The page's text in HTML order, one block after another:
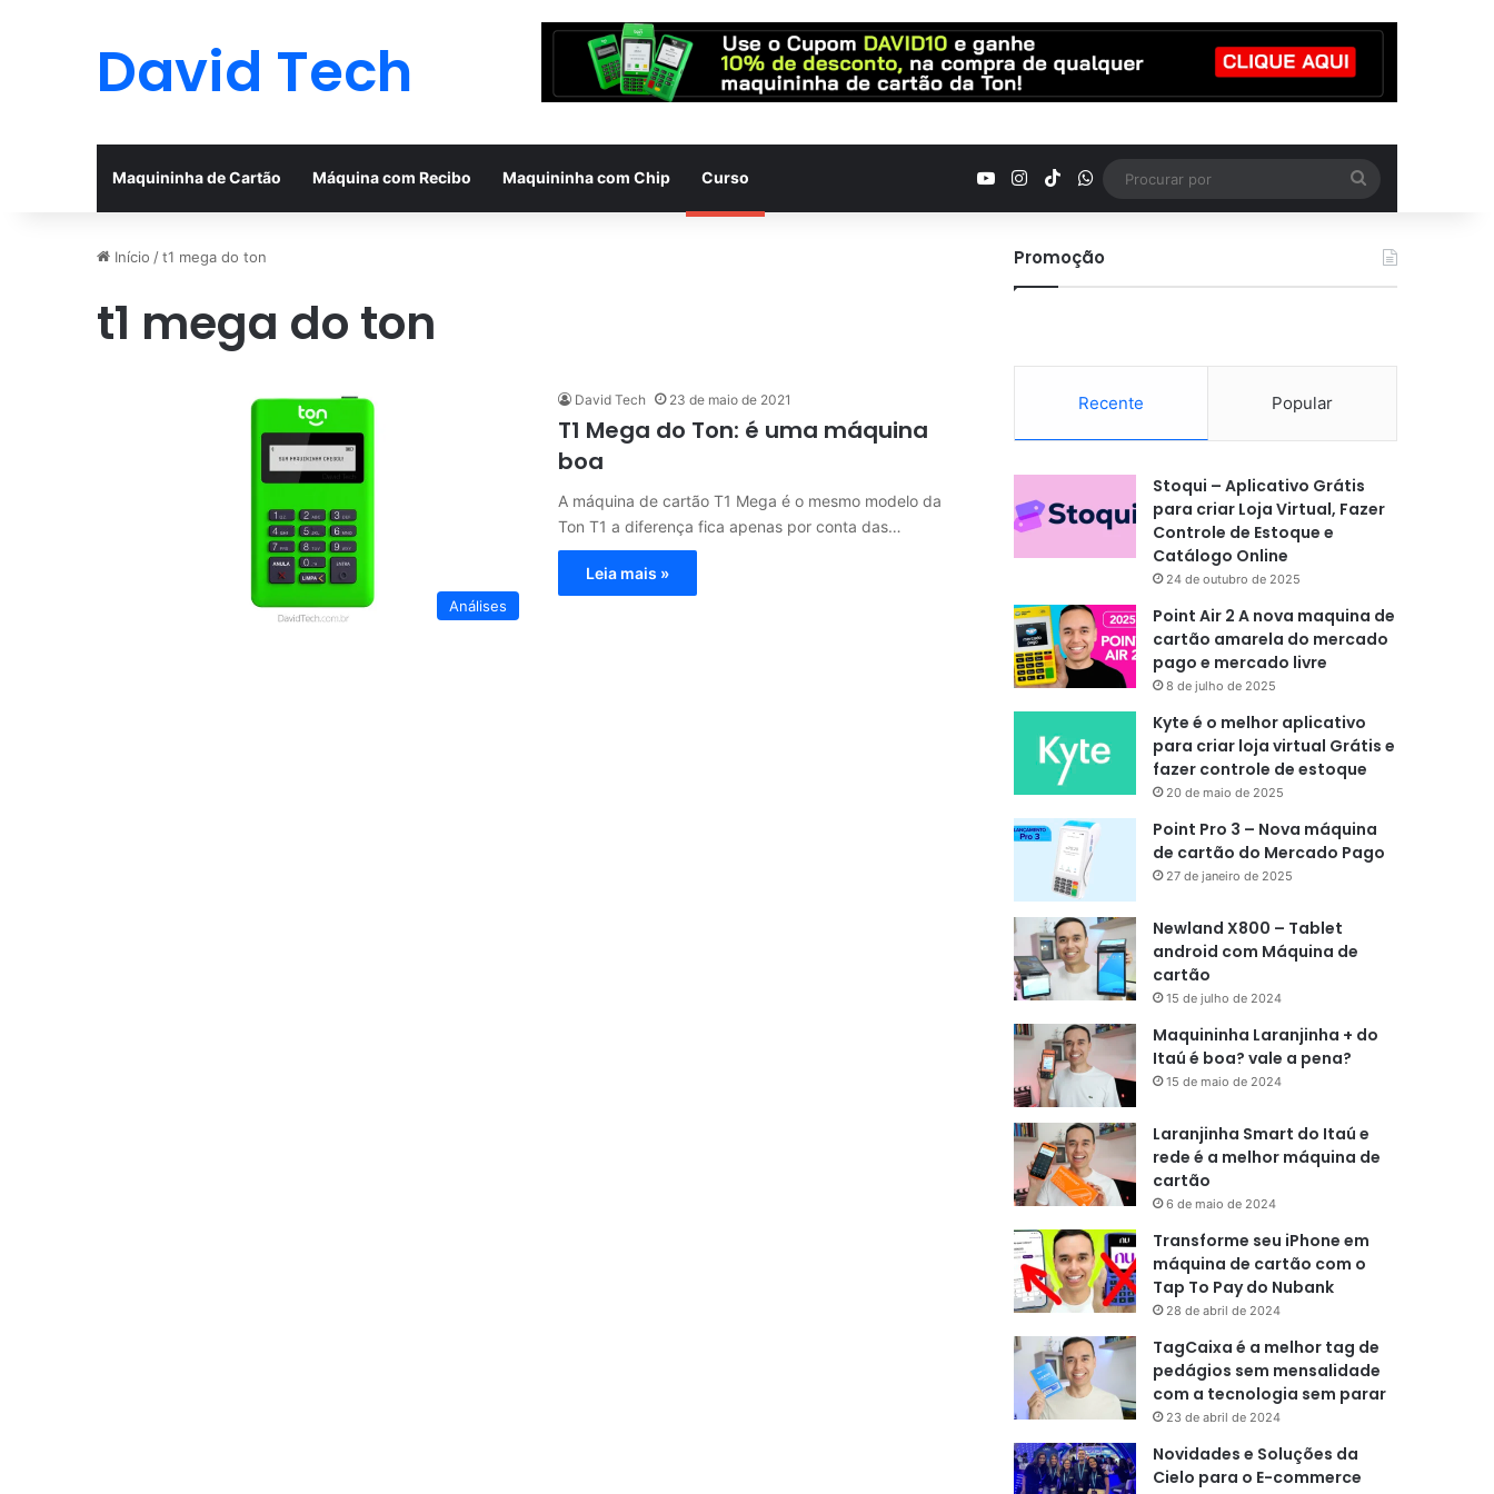
David Tech
Maquininha de Cartão Máquina com Recibo Maquininha com Chip Curso YouTubeInstagram
TikTokWhatsApp
por
Início /t1 mega do ton
t1 mega do ton
Análises
David Tech 23 de maio de 2021
T1 Mega do Ton: é uma máquina
boa
A máquina de cartão T1 Mega é o mesmo modelo da
Ton T1 a diferença fica apenas por conta das…
Leia mais »
Promoção
Recente Popular
Stoqui – Aplicativo Grátis
para criar Loja Virtual, Fazer
Controle de Estoque e
Catálogo Online
24 de outubro de 2025
Point Air 2 A nova maquina de
cartão amarela do mercado
pago e mercado livre
8 de julho de 2025
Kyte é o melhor aplicativo
para criar loja virtual Grátis e
fazer controle de estoque
20 de maio de 2025
Point Pro 3 – Nova máquina
de cartão do Mercado Pago
27 de janeiro de 2025
Newland X800 – Tablet
android com Máquina de
cartão
15 de julho de 2024
Maquininha Laranjinha + do
Itaú é boa? vale a pena?
15 de maio de 2024
Laranjinha Smart do Itaú e
rede é a melhor máquina de
cartão
6 de maio de 2024
Transforme seu iPhone em
máquina de cartão com o
Tap To Pay do Nubank
28 de abril de 2024
TagCaixa é a melhor tag de
pedágios sem mensalidade
com a tecnologia sem parar
23 de abril de 2024
Novidades e Soluções da
Cielo para o E-commerce